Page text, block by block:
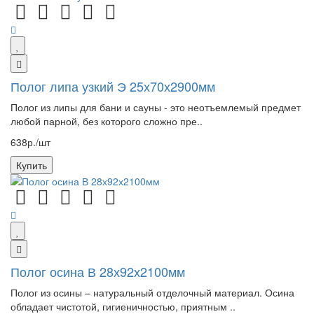
Полог липа узкий Э 25х70х2900мм
Полог из липы для бани и сауны - это неотъемлемый предмет
любой парной, без которого сложно пре..
638р./шт
Купить
Полог осина В 28х92х2100мм
Полог из осины – натуральный отделочный материал. Осина
обладает чистотой, гигиеничностью, приятным ..